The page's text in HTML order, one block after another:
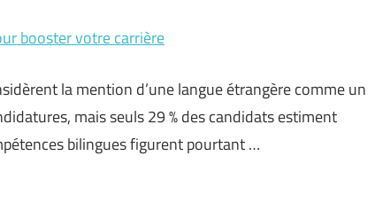
booster votre carrière
la mention d’une langue étrangère comme un
mais seuls 29 % des candidats estiment
bilingues figurent pourtant …